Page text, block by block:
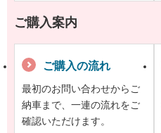
ご購入案内
ご購入の流れ
最初のお問い合わせからご
納車まで、一連の流れをご
確認いただけます。